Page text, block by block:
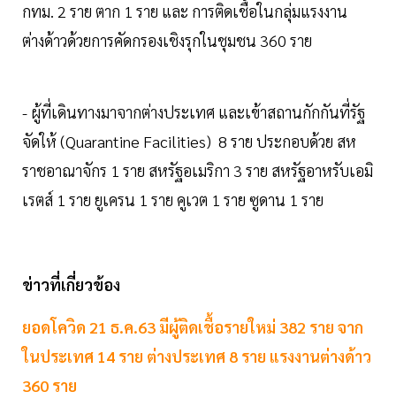
กทม. 2 ราย ตาก 1 ราย และ การติดเชื้อในกลุ่มแรงงาน
ต่างด้าวด้วยการคัดกรองเชิงรุกในชุมชน 360 ราย
- ผู้ที่เดินทางมาจากต่างประเทศ และเข้าสถานกักกันที่รัฐ
จัดให้ (Quarantine Facilities) 8 ราย ประกอบด้วย สห
ราชอาณาจักร 1 ราย สหรัฐอเมริกา 3 ราย สหรัฐอาหรับเอมิ
เรตส์ 1 ราย ยูเครน 1 ราย คูเวต 1 ราย ซูดาน 1 ราย
ข่าวที่เกี่ยวข้อง
ยอดโควิด 21 ธ.ค.63 มีผู้ติดเชื้อรายใหม่ 382 ราย จาก
ในประเทศ 14 ราย ต่างประเทศ 8 ราย แรงงานต่างด้าว
360 ราย